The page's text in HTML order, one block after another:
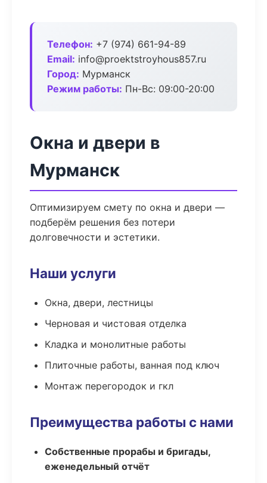
Телефон: +7 (974) 661-94-89
Email: info@proektstroyhous857.ru
Город: Мурманск
Режим работы: Пн-Вс: 09:00-20:00
Окна и двери в
Мурманск
Оптимизируем смету по окна и двери —
подберём решения без потери
долговечности и эстетики.
Наши услуги
Окна, двери, лестницы
Черновая и чистовая отделка
Кладка и монолитные работы
Плиточные работы, ванная под ключ
Монтаж перегородок и гкл
Преимущества работы с нами
Собственные прорабы и бригады,
еженедельный отчёт